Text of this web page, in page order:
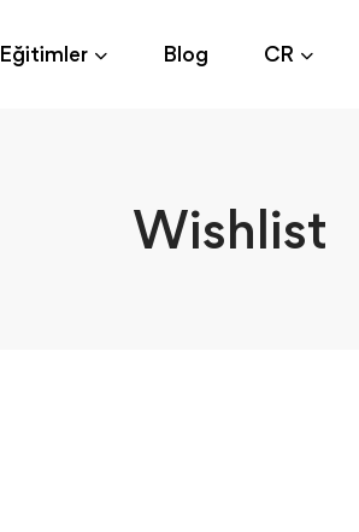
Eğitimler Blog CR
Wishlist